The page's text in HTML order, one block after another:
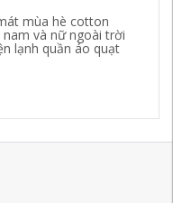
mùa hè cotton
và nữ ngoài trời
lạnh quần áo quạt